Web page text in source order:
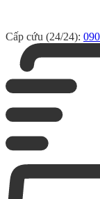
Cấp cứu (24/24):